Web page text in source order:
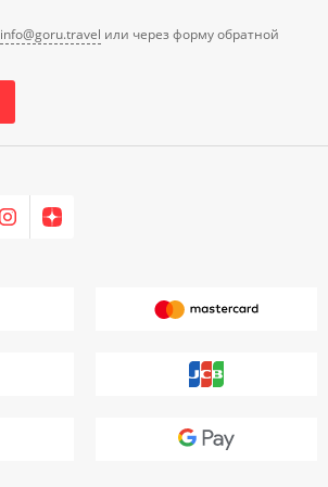
info@goru.travel или через форму обратной